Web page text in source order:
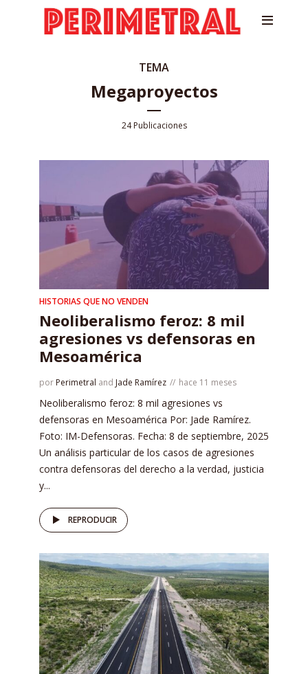
TEMA
Megaproyectos
24 Publicaciones
HISTORIAS QUE NO VENDEN
Neoliberalismo feroz: 8 mil
agresiones vs defensoras en
Mesoamérica
por Perimetral and Jade Ramírez hace 11 meses
Neoliberalismo feroz: 8 mil agresiones vs
defensoras en Mesoamérica Por: Jade Ramírez.
Foto: IM-Defensoras. Fecha: 8 de septiembre, 2025
Un análisis particular de los casos de agresiones
contra defensoras del derecho a la verdad, justicia
y...
REPRODUCIR